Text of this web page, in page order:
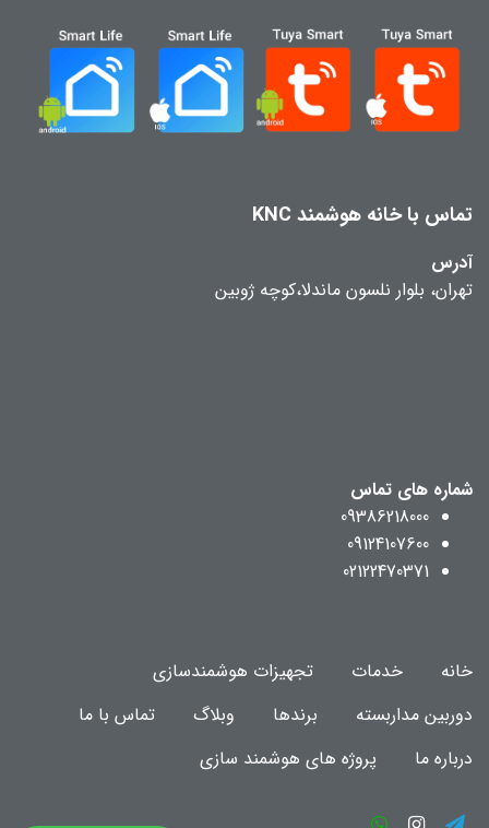
تماس با خانه هوشمند KNC
آدرس
تهران، بلوار نلسون ماندلا،کوچه ژوبین
شماره های تماس
09386218000
09124107600
02122470371
خانه خدمات
تجهیزات هوشمندسازی
دوربین مداربسته
برندها وبلاگ
تماس با ما
درباره ما
پروژه های هوشمند سازی